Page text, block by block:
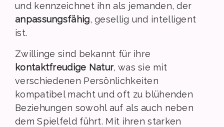
und kennzeichnet ihn als jemanden, der
anpassungsfähig, gesellig und intelligent
ist.
Zwillinge sind bekannt für ihre
kontaktfreudige Natur, was sie mit
verschiedenen Persönlichkeiten
kompatibel macht und oft zu blühenden
Beziehungen sowohl auf als auch neben
dem Spielfeld führt. Mit ihren starken